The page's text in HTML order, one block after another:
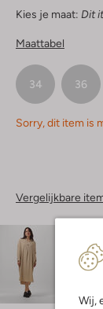
Wij,
Kies je maat: Dit
Maattabel
34 36
Sorry, dit item is
Vergelijkbare